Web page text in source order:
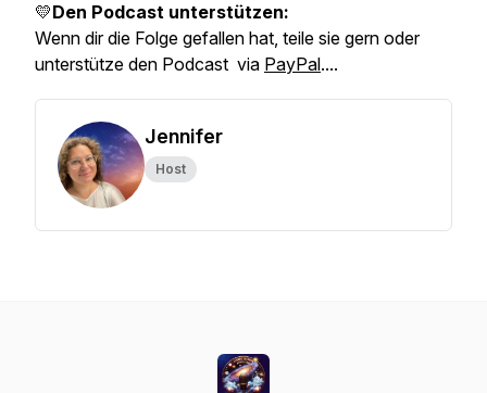
💛Den Podcast unterstützen:
Wenn dir die Folge gefallen hat, teile sie gern oder
unterstütze den Podcast via PayPal....
Jennifer
Host